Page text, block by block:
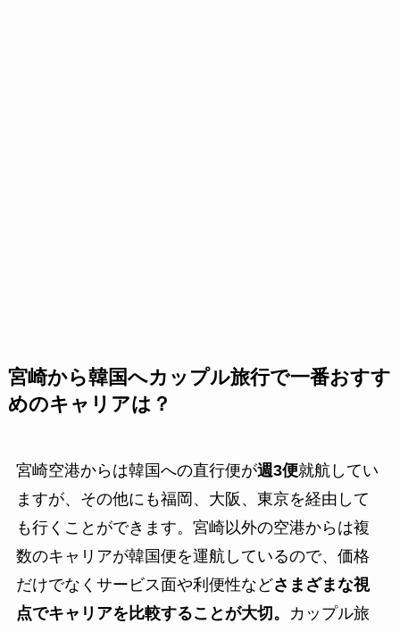
宮崎から韓国へカップル旅行で一番おすす
めのキャリアは？
宮崎空港からは韓国への直行便が週3便就航してい
ますが、その他にも福岡、大阪、東京を経由して
も行くことができます。宮崎以外の空港からは複
数のキャリアが韓国便を運航しているので、価格
だけでなくサービス面や利便性などさまざまな視
点でキャリアを比較することが大切。
カップル旅